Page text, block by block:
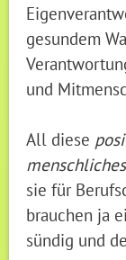
gesundem
und
All diese
menschliches
sie für
brauchen ja
sündig und